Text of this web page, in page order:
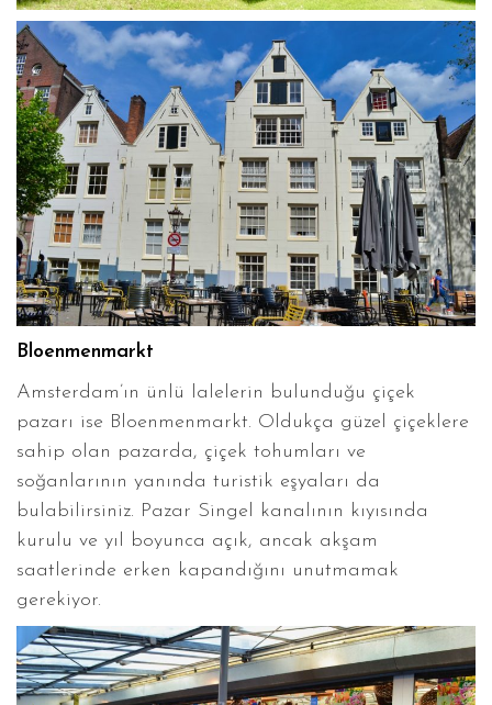
Bloenmenmarkt
Amsterdam’ın ünlü lalelerin bulunduğu çiçek
pazarı ise Bloenmenmarkt. Oldukça güzel çiçeklere
sahip olan pazarda, çiçek tohumları ve
soğanlarının yanında turistik eşyaları da
bulabilirsiniz. Pazar Singel kanalının kıyısında
kurulu ve yıl boyunca açık, ancak akşam
saatlerinde erken kapandığını unutmamak
gerekiyor.